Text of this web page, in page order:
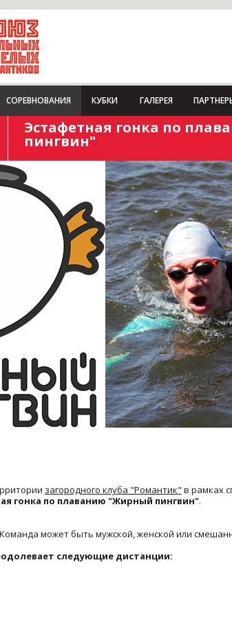
СОРЕВНОВАНИЯ КУБКИ ГАЛЕРЕЯ
Эстафетная гонка по
пингвин"
загородного клуба "Романтик" в рамках
гонка по плаванию "Жирный пингвин".
Команда может быть мужской, женской или
следующие дистанции: